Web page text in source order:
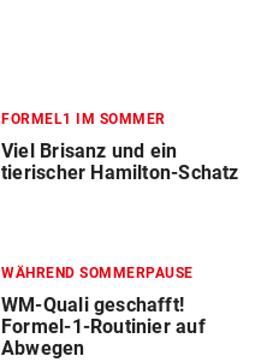
FORMEL1 IM SOMMER
Viel Brisanz und ein
tierischer Hamilton-Schatz
WÄHREND SOMMERPAUSE
WM-Quali geschafft!
Formel-1-Routinier auf
Abwegen